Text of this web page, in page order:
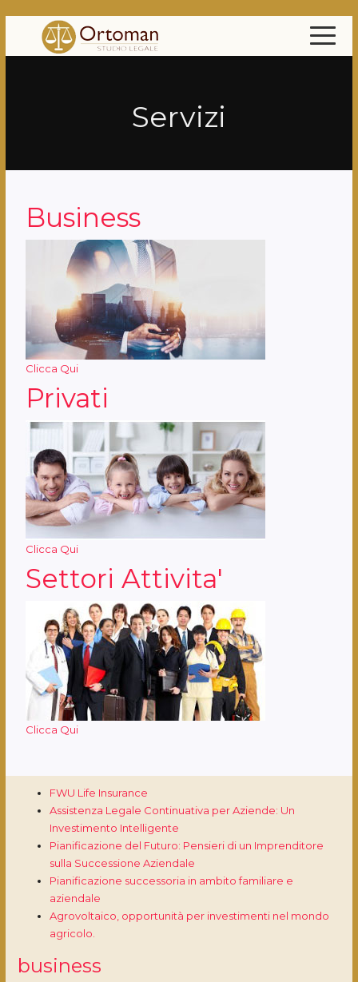
Servizi
Business
Clicca Qui
Privati
Clicca Qui
Settori Attivita'
Clicca Qui
FWU Life Insurance
Assistenza Legale Continuativa per Aziende: Un
Investimento Intelligente
Pianificazione del Futuro: Pensieri di un Imprenditore
sulla Successione Aziendale
Pianificazione successoria in ambito familiare e
aziendale
Agrovoltaico, opportunità per investimenti nel mondo
agricolo.
business